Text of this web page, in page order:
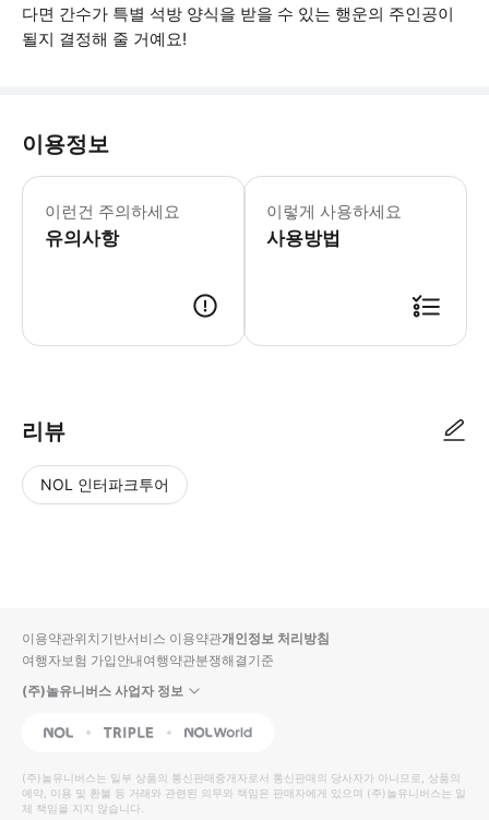
다면 간수가 특별 석방 양식을 받을 수 있는 행운의 주인공이
될지 결정해 줄 거예요!
이용정보
이런건 주의하세요
유의사항
- 감옥 바로 앞에 3시간 무료 주차가
이렇게 사용하세요
사용방법
리뷰
NOL 인터파크투어
입니
다.
높
은
동
영
순
상
이용약관위치기반서비스 이용약관개인정보 처리방침
여행자보험 가입안내여행약관분쟁해결기준
(주)놀유니버스 사업자 정보
NOL Triple Interpark Global
(주)놀유니버스는 일부 상품의 통신판매중개자로서 통신판매의 당사자가 아니므로, 상품의
예약, 이용 및 환불 등 거래와 관련된 의무와 책임은 판매자에게 있으며 (주)놀유니버스는 일
체 책임을 지지 않습니다.